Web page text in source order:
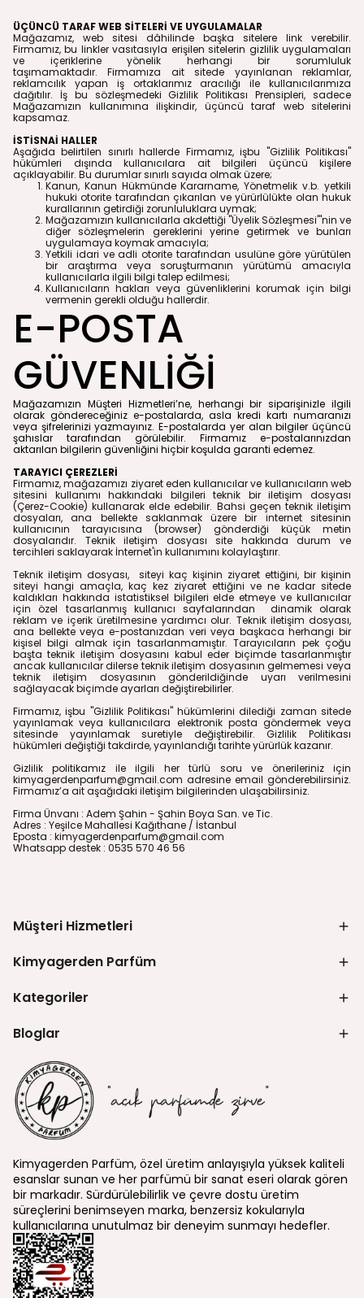
ÜÇÜNCÜ TARAF WEB SİTELERİ VE UYGULAMALAR
Mağazamız, web sitesi dâhilinde başka sitelere link verebilir.
Firmamız, bu linkler vasıtasıyla erişilen sitelerin gizlilik uygulamaları
ve içeriklerine yönelik herhangi bir sorumluluk
taşımamaktadır.Firmamıza ait sitede yayınlanan reklamlar,
reklamcılık yapan iş ortaklarımız aracılığı ile kullanıcılarımıza
dağıtılır. İş bu sözleşmedeki Gizlilik Politikası Prensipleri, sadece
Mağazamızın kullanımına ilişkindir, üçüncü taraf web sitelerini
kapsamaz.
İSTİSNAİ HALLER
Aşağıda belirtilen sınırlı hallerde Firmamız, işbu "Gizlilik Politikası"
hükümleri dışında kullanıcılara ait bilgileri üçüncü kişilere
açıklayabilir. Bu durumlar sınırlı sayıda olmak üzere;
Kanun, Kanun Hükmünde Kararname, Yönetmelik v.b. yetkili
hukuki otorite tarafından çıkarılan ve yürürlülükte olan hukuk
kurallarının getirdiği zorunluluklara uymak;
Mağazamızın kullanıcılarla akdettiği "Üyelik Sözleşmesi"'nin ve
diğer sözleşmelerin gereklerini yerine getirmek ve bunları
uygulamaya koymak amacıyla;
Yetkili idari ve adli otorite tarafından usulüne göre yürütülen
bir araştırma veya soruşturmanın yürütümü amacıyla
kullanıcılarla ilgili bilgi talep edilmesi;
Kullanıcıların hakları veya güvenliklerini korumak için bilgi
vermenin gerekli olduğu hallerdir.
E-POSTA
GÜVENLİĞİ
Mağazamızın Müşteri Hizmetleri’ne, herhangi bir siparişinizle ilgili
olarak göndereceğiniz e-postalarda, asla kredi kartı numaranızı
veya şifrelerinizi yazmayınız. E-postalarda yer alan bilgiler üçüncü
şahıslar tarafından görülebilir. Firmamız e-postalarınızdan
aktarılan bilgilerin güvenliğini hiçbir koşulda garanti edemez.
TARAYICI ÇEREZLERİ
Firmamız, mağazamızı ziyaret eden kullanıcılar ve kullanıcıların web
sitesini kullanımı hakkındaki bilgileri teknik bir iletişim dosyası
(Çerez-Cookie) kullanarak elde edebilir. Bahsi geçen teknik iletişim
dosyaları, ana bellekte saklanmak üzere bir internet sitesinin
kullanıcının tarayıcısına (browser) gönderdiği küçük metin
dosyalarıdır. Teknik iletişim dosyası site hakkında durum ve
tercihleri saklayarak İnternet'in kullanımını kolaylaştırır.
Teknik iletişim dosyası, siteyi kaç kişinin ziyaret ettiğini, bir kişinin
siteyi hangi amaçla, kaç kez ziyaret ettiğini ve ne kadar sitede
kaldıkları hakkında istatistiksel bilgileri elde etmeye ve kullanıcılar
için özel tasarlanmış kullanıcı sayfalarından dinamik olarak
reklam ve içerik üretilmesine yardımcı olur. Teknik iletişim dosyası,
ana bellekte veya e-postanızdan veri veya başkaca herhangi bir
kişisel bilgi almak için tasarlanmamıştır. Tarayıcıların pek çoğu
başta teknik iletişim dosyasını kabul eder biçimde tasarlanmıştır
ancak kullanıcılar dilerse teknik iletişim dosyasının gelmemesi veya
teknik iletişim dosyasının gönderildiğinde uyarı verilmesini
sağlayacak biçimde ayarları değiştirebilirler.
Firmamız, işbu "Gizlilik Politikası" hükümlerini dilediği zaman sitede
yayınlamak veya kullanıcılara elektronik posta göndermek veya
sitesinde yayınlamak suretiyle değiştirebilir. Gizlilik Politikası
hükümleri değiştiği takdirde, yayınlandığı tarihte yürürlük kazanır.
Gizlilik politikamız ile ilgili her türlü soru ve önerileriniz için
kimyagerdenparfum@gmail.com adresine email gönderebilirsiniz.
Firmamız’a ait aşağıdaki iletişim bilgilerinden ulaşabilirsiniz.
Firma Ünvanı : Adem Şahin - Şahin Boya San. ve Tic.
Adres : Yeşilce Mahallesi Kağıthane / İstanbul
Eposta : kimyagerdenparfum@gmail.com
Whatsapp destek : 0535 570 46 56
Müşteri Hizmetleri
Kimyagerden Parfüm
Kategoriler
Bloglar
Kimyagerden Parfüm, özel üretim anlayışıyla yüksek kaliteli
esanslar sunan ve her parfümü bir sanat eseri olarak gören
bir markadır. Sürdürülebilirlik ve çevre dostu üretim
süreçlerini benimseyen marka, benzersiz kokularıyla
kullanıcılarına unutulmaz bir deneyim sunmayı hedefler.